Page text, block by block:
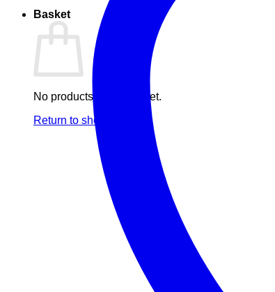
Basket
No products in the basket.
Return to shop